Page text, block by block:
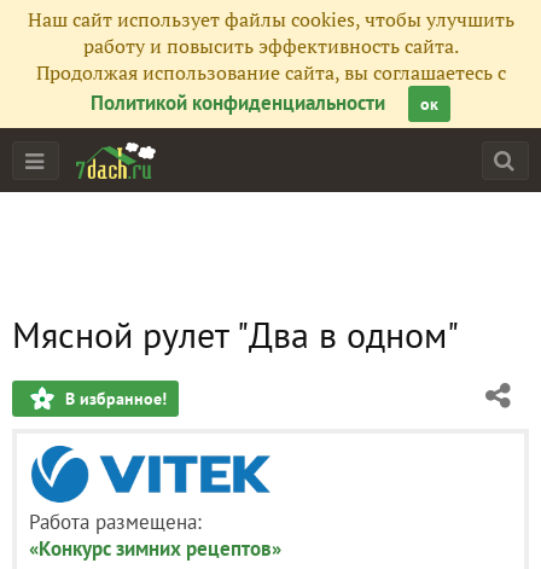
Наш сайт использует файлы cookies, чтобы улучшить
работу и повысить эффективность сайта.
Продолжая использование сайта, вы соглашаетесь с
Политикой конфиденциальности
ок
Мясной рулет "Два в одном"
В избранное!
Работа размещена:
«Конкурс зимних рецептов»